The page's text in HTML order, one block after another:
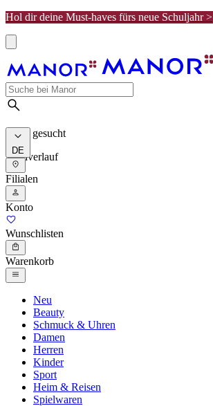
Hol dir deine Must-haves fürs neue Schuljahr >
Meist gesucht
Suchverlauf
DE
Filialen
Konto
Wunschlisten
Warenkorb
Neu
Beauty
Schmuck & Uhren
Damen
Herren
Kinder
Sport
Heim & Reisen
Spielwaren